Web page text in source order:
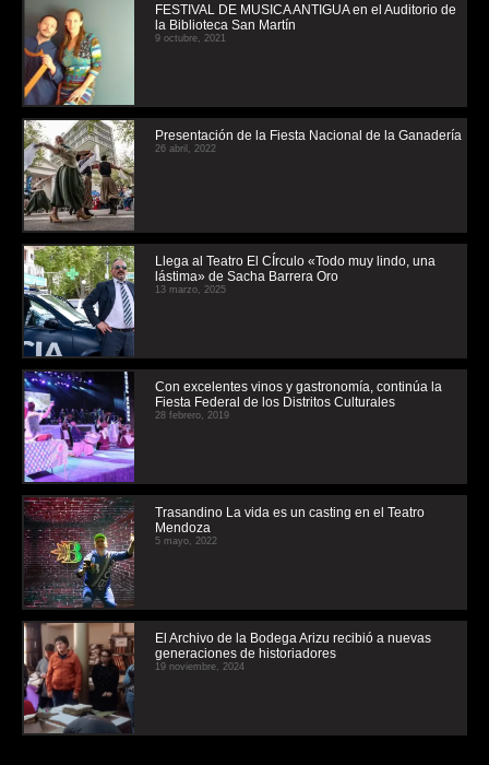
FESTIVAL DE MUSICA ANTIGUA en el Auditorio de
la Biblioteca San Martín
9 octubre, 2021
Presentación de la Fiesta Nacional de la Ganadería
26 abril, 2022
Llega al Teatro El CÍrculo «Todo muy lindo, una
lástima» de Sacha Barrera Oro
13 marzo, 2025
Con excelentes vinos y gastronomía, continúa la
Fiesta Federal de los Distritos Culturales
28 febrero, 2019
Trasandino La vida es un casting en el Teatro
Mendoza
5 mayo, 2022
El Archivo de la Bodega Arizu recibió a nuevas
generaciones de historiadores
19 noviembre, 2024